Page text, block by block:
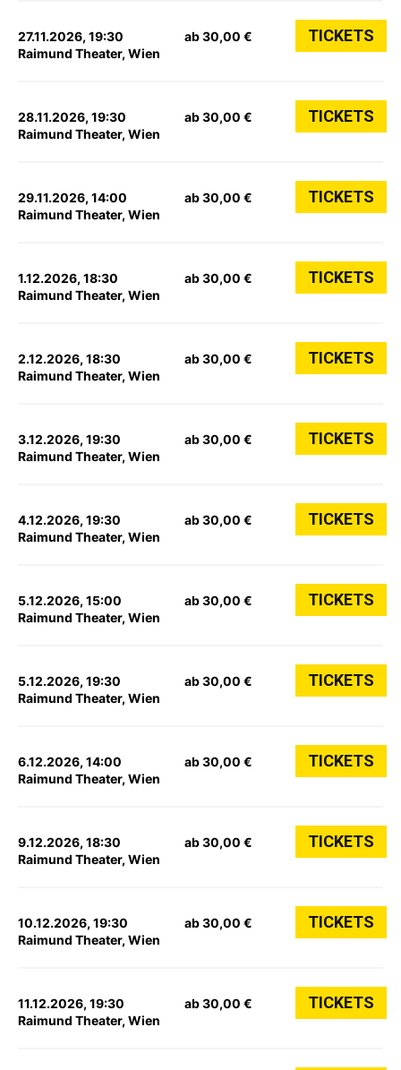
27.11.2026, 19:30
Raimund Theater, Wien
ab 30,00 € TICKETS
28.11.2026, 19:30
Raimund Theater, Wien
ab 30,00 € TICKETS
29.11.2026, 14:00
Raimund Theater, Wien
ab 30,00 € TICKETS
1.12.2026, 18:30
Raimund Theater, Wien
ab 30,00 € TICKETS
2.12.2026, 18:30
Raimund Theater, Wien
ab 30,00 € TICKETS
3.12.2026, 19:30
Raimund Theater, Wien
ab 30,00 € TICKETS
4.12.2026, 19:30
Raimund Theater, Wien
ab 30,00 € TICKETS
5.12.2026, 15:00
Raimund Theater, Wien
ab 30,00 € TICKETS
5.12.2026, 19:30
Raimund Theater, Wien
ab 30,00 € TICKETS
6.12.2026, 14:00
Raimund Theater, Wien
ab 30,00 € TICKETS
9.12.2026, 18:30
Raimund Theater, Wien
ab 30,00 € TICKETS
10.12.2026, 19:30
Raimund Theater, Wien
ab 30,00 € TICKETS
11.12.2026, 19:30
Raimund Theater, Wien
ab 30,00 € TICKETS